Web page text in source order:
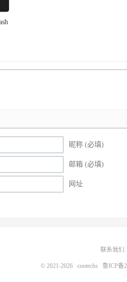
昵称 (必填)
邮箱 (必填)
网址
联系我们
© 2021-2026 cootechs 鲁ICP备